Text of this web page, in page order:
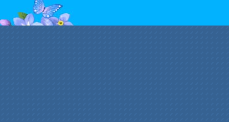
สล็อตเว็บตรง เว็บปั้มไลค์